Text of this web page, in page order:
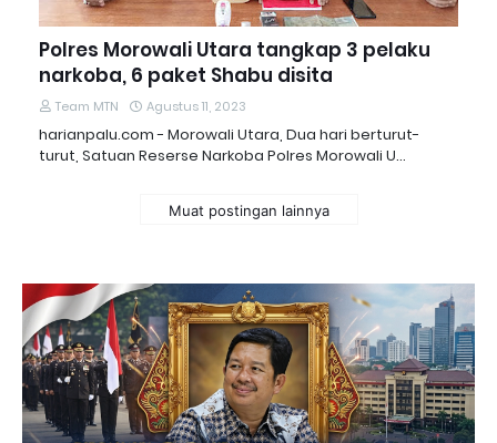
Polres Morowali Utara tangkap 3 pelaku
narkoba, 6 paket Shabu disita
Team MTN Agustus 11, 2023
harianpalu.com - Morowali Utara, Dua hari berturut-
turut, Satuan Reserse Narkoba Polres Morowali U…
Muat postingan lainnya